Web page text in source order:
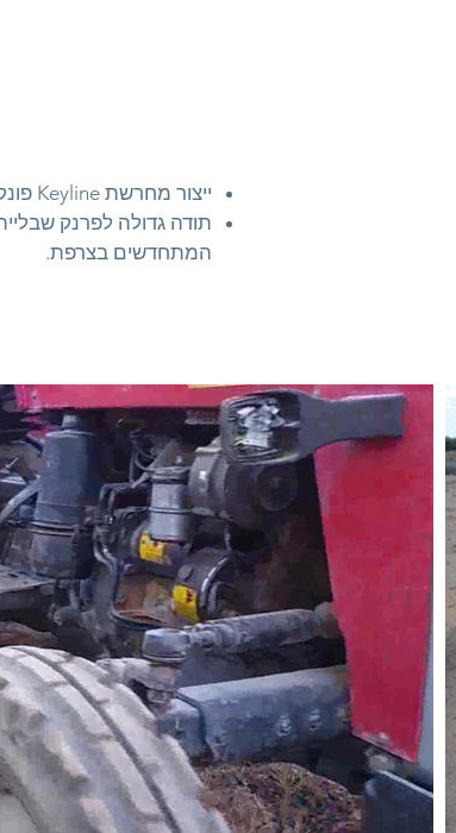
ייצור מחרשת Keyline פונקציונלית רק עם שחזור ציוד חקלאי מברזל.
תודה גדולה לפרנק
המתחדשים בצרפת.